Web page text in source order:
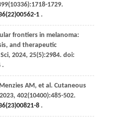
(10336):1718-1729.
1.
frontiers in melanoma:
and therapeutic
, 2024, 25(5):2984. doi:
.
Menzies AM, et al. Cutaneous
2023, 402(10400):485-502.
8.